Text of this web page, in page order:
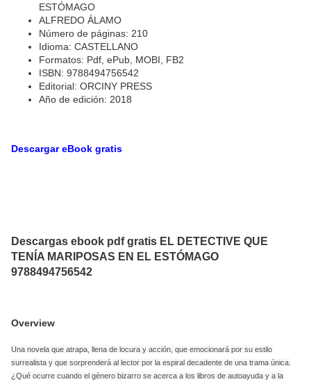
ESTÓMAGO
ALFREDO ÁLAMO
Número de páginas: 210
Idioma: CASTELLANO
Formatos: Pdf, ePub, MOBI, FB2
ISBN: 9788494756542
Editorial: ORCINY PRESS
Año de edición: 2018
Descargar eBook gratis
Descargas ebook pdf gratis EL DETECTIVE QUE
TENÍA MARIPOSAS EN EL ESTÓMAGO
9788494756542
Overview
Una novela que atrapa, llena de locura y acción, que emocionará por su estilo
surrealista y que sorprenderá al lector por la espiral decadente de una trama única.
¿Qué ocurre cuando el género bizarro se acerca a los libros de autoayuda y a la